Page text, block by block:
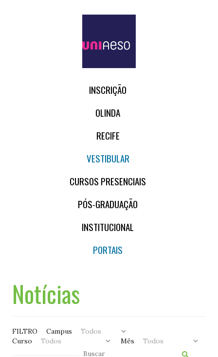
INSCRIÇÃO
OLINDA
RECIFE
VESTIBULAR
CURSOS PRESENCIAIS
PÓS-GRADUAÇÃO
INSTITUCIONAL
PORTAIS
Notícias
FILTRO
Campus
Curso
Mês